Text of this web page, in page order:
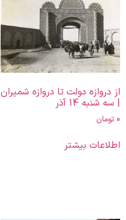
از دروازه دولت تا دروازه شمیران
| سه شنبه 14 آذر
0تومان
اطلاعات بیشتر